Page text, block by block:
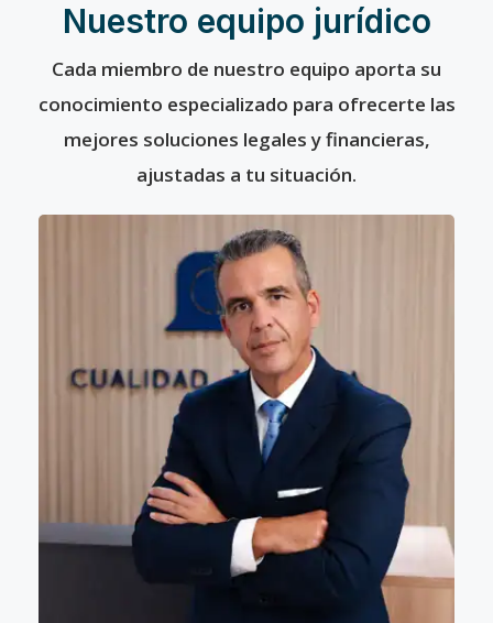
Nuestro equipo jurídico
Cada miembro de nuestro equipo aporta su
conocimiento especializado para ofrecerte las
mejores soluciones legales y financieras,
ajustadas a tu situación.